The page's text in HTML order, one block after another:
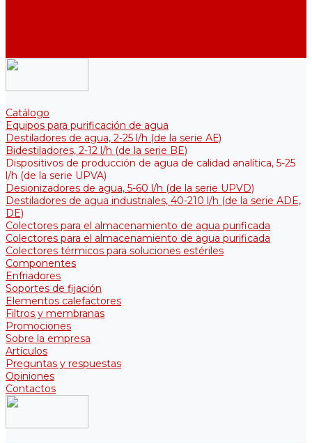
Catálogo
Equipos para purificación de agua
Destiladores de agua, 2-25 l/h (de la serie АЕ)
Bidestiladores, 2-12 l/h (de la serie BE)
Dispositivos de producción de agua de calidad analítica, 5-25
l/h (de la serie UPVA)
Desionizadores de agua, 5-60 l/h (de la serie UPVD)
Destiladores de agua industriales, 40-210 l/h (de la serie АDE,
DE)
Colectores para el almacenamiento de agua purificada
Colectores para el almacenamiento de agua purificada
Colectores térmicos para soluciones estériles
Componentes
Enfriadores
Soportes de fijación
Elementos calefactores
Filtros y membranas
Promociones
Sobre la empresa
Artículos
Preguntas y respuestas
Opiniones
Contactos